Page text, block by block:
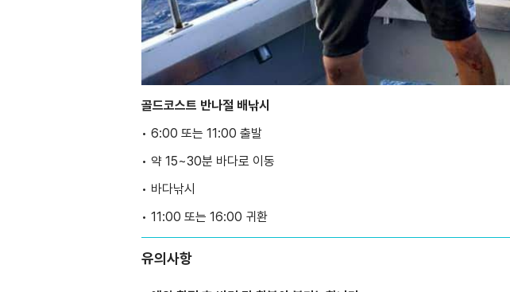
골드코스트 반나절 배낚시
• 6:00 또는 11:00 출발
• 약 15~30분 바다로 이동
• 바다낚시
• 11:00 또는 16:00 귀환
유의사항